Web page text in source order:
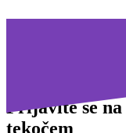
Prijavite se na
tekočem